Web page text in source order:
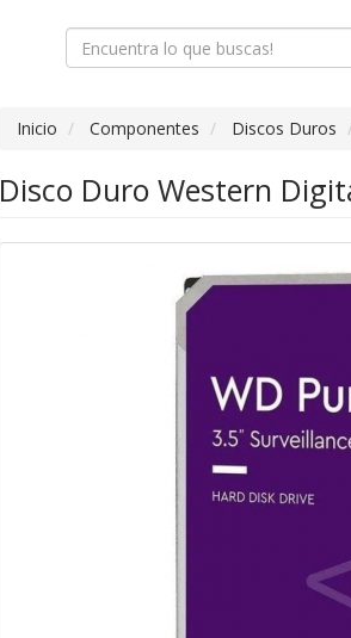
Inicio Componentes Discos Duros
Disco Duro Western